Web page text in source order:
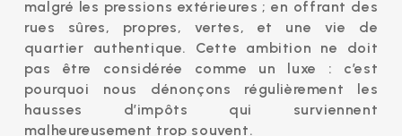
malgré les pressions extérieures ; en offrant des
rues sûres, propres, vertes, et une vie de
quartier authentique.
Cette ambition ne doit
pas être considérée comme un luxe : c’est
pourquoi nous dénonçons régulièrement les
hausses d’impôts qui surviennent
malheureusement trop souvent.